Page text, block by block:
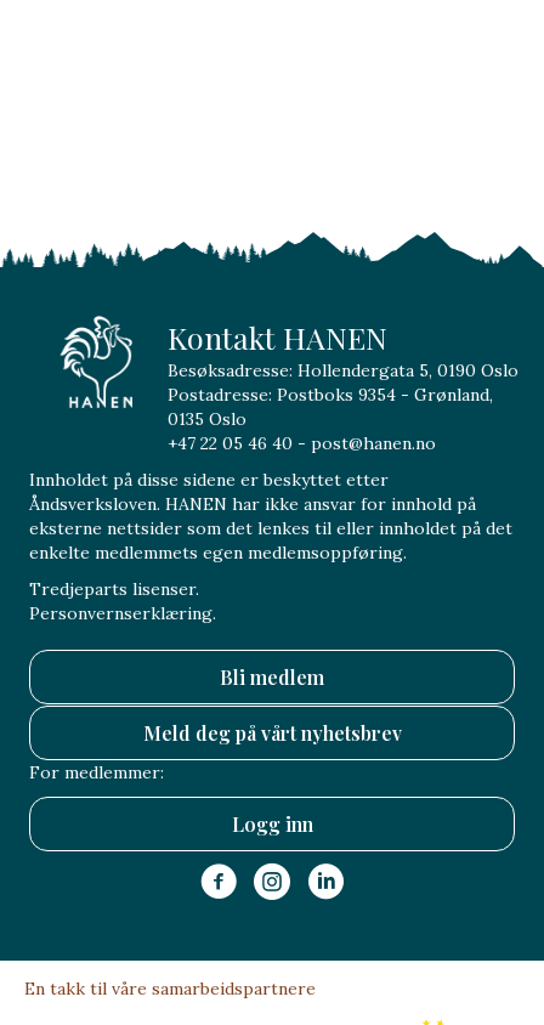
Kontakt HANEN
Besøksadresse: Hollendergata 5, 0190 Oslo
Postadresse: Postboks 9354 - Grønland,
0135 Oslo
+47 22 05 46 40 - post@hanen.no
Innholdet på disse sidene er beskyttet etter
Åndsverksloven. HANEN har ikke ansvar for innhold på
eksterne nettsider som det lenkes til eller innholdet på det
enkelte medlemmets egen medlemsoppføring.
Tredjeparts lisenser.
Personvernserklæring.
Bli medlem
Meld deg på vårt nyhetsbrev
For medlemmer:
Logg inn
En takk til våre samarbeidspartnere